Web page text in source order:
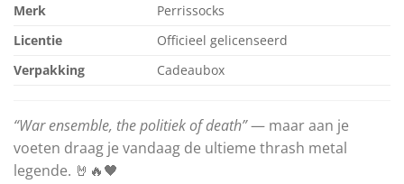
Merk
Perrissocks
Licentie
Officieel gelicenseerd
Verpakking
Cadeaubox
“War ensemble, the politiek of death”— maar aan je
voeten draag je vandaag de ultieme thrash metal
legende. 🤘🔥🖤